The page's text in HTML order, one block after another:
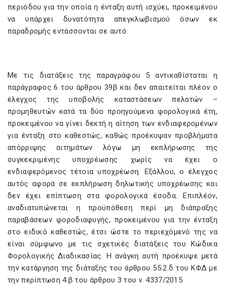
περιόδου για την οποία η ένταξη αυτή ισχύει, προκειμένου
να υπάρχει δυνατότητα απεγκλωβισμού όσων εκ
παραδρομής εντάσσονται σε αυτό.
Με τις διατάξεις της παραγράφου 5 αντικαθίσταται η
παράγραφος 6 του άρθρου 39β και δεν απαιτείται πλέον ο
έλεγχος της υποβολής καταστάσεων πελατών –
προμηθευτών κατά τα δύο προηγούμενα φορολογικά έτη,
προκειμένου να γίνει δεκτή η αίτηση των ενδιαφερομένων
για ένταξη στο καθεστώς, καθώς προέκυψαν προβλήματα
απόρριψης αιτημάτων λόγω μη εκπλήρωσης της
συγκεκριμένης υποχρέωσης χωρίς να έχει ο
ενδιαφερόμενος τέτοια υποχρέωση. Εξάλλου, ο έλεγχος
αυτός αφορά σε εκπλήρωση δηλωτικής υποχρέωσης και
δεν έχει επίπτωση στα φορολογικά έσοδα. Επιπλέον,
αναδιατυπώνεται η προϋπόθεση περί μη διάπραξης
παραβάσεων φοροδιαφυγής, προκειμένου για την ένταξη
στο ειδικό καθεστώς, έτσι ώστε το περιεχόμενό της να
είναι σύμφωνο με τις σχετικές διατάξεις του Κώδικα
Φορολογικής Διαδικασίας. Η ανάγκη αυτή προέκυψε μετά
την κατάργηση της διάταξης του άρθρου 55.2.δ του ΚΦΔ με
την περίπτωση 4.β του άρθρου 3 του ν. 4337/2015.